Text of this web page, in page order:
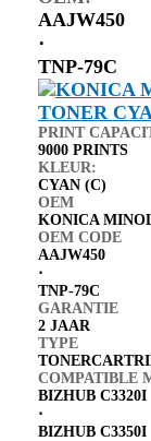
AAJW450
⋅
TNP-79C
PRINT
9000 PRINTS
KLEUR:
CYAN (C)
OEM
KONICA
OEM CODE
AAJW450
⋅
TNP-79C
GARANTIE
2 JAAR
TYPE
COMPATIBLE
BIZHUB C3320I
⋅
BIZHUB C3350I